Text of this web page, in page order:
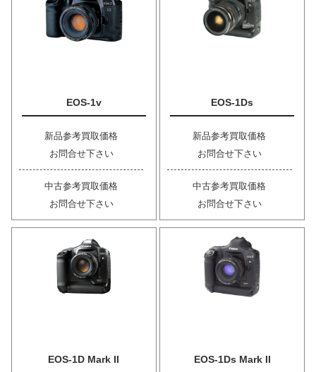
EOS-1v
新品参考買取価格
お問合せ下さい
中古参考買取価格
お問合せ下さい
EOS-1Ds
新品参考買取価格
お問合せ下さい
中古参考買取価格
お問合せ下さい
EOS-1D Mark II EOS-1Ds Mark II